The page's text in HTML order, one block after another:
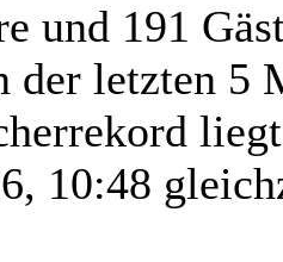
und 191
der letzten 5
10:48